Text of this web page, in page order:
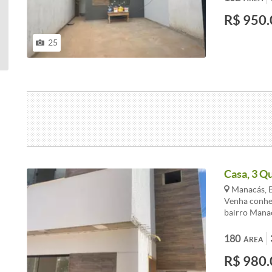
25
lavanderia
2 ambientes
<br /><br /
R$
Casa, 3
Manacás,
Venha
bairro
suíte, é
sala ampla
americana,
ÁREA
180
R$